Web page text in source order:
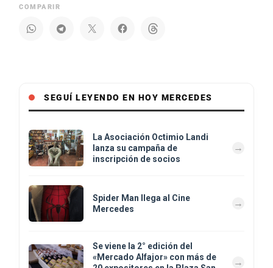
COMPARIR
SEGUÍ LEYENDO EN HOY MERCEDES
La Asociación Octimio Landi
lanza su campaña de
inscripción de socios
Spider Man llega al Cine
Mercedes
Se viene la 2° edición del
«Mercado Alfajor» con más de